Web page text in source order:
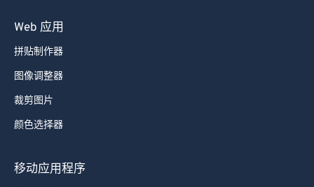
Web 应用
拼贴制作器
图像调整器
裁剪图片
颜色选择器
移动应用程序